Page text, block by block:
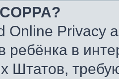
Online Privacy
ребёнка в
Штатов,